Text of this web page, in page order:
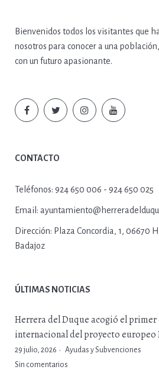
Bienvenidos todos los visitantes que
nosotros para conocer a una
con un futuro apasionante.
CONTACTO
Teléfonos: 924 650 006 - 924 650 025
Email:
Dirección: Plaza Concordia, 1, 06670
Badajoz
ÚLTIMAS NOTICIAS
Herrera del Duque acogió el primer
internacional del proyecto europeo
29 julio, 2026
Ayudas y Subvenciones
Sin comentarios